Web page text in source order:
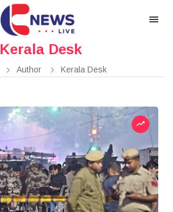
Kerala Desk
Author Kerala Desk